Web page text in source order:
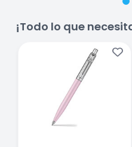
¡Todo lo que